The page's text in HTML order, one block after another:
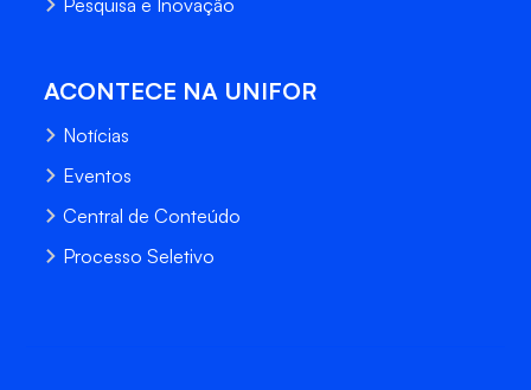
Pesquisa e Inovação
ACONTECE NA UNIFOR
Notícias
Eventos
Central de Conteúdo
Processo Seletivo